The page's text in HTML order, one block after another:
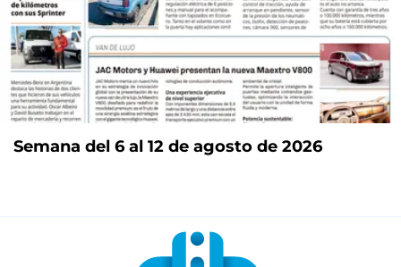
Semana del 6 al 12 de agosto de 2026